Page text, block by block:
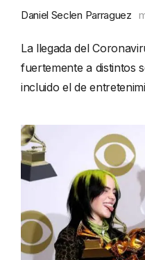
Daniel Seclen Parraguez
La llegada del
fuertemente a distintos
incluido el de